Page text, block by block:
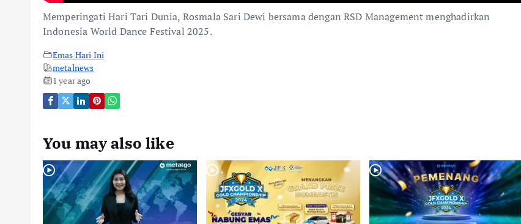
Memperingati Hari Tari Dunia, Rosmala Sari Dewi bersama dengan RSD Management menghadirkan
Indonesia World Dance Festival 2025.
Emas Hari Ini
metalnews
1 year ago
You may also like